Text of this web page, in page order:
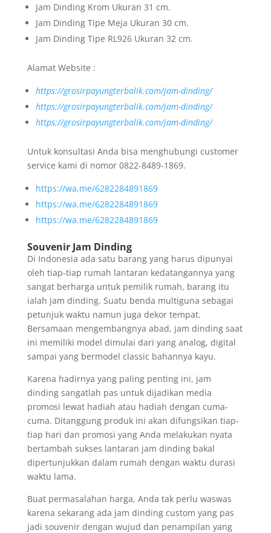
Jam Dinding Krom Ukuran 31 cm.
Jam Dinding Tipe Meja Ukuran 30 cm.
Jam Dinding Tipe RL926 Ukuran 32 cm.
Alamat Website :
https://grosirpayungterbalik.com/jam-dinding/
https://grosirpayungterbalik.com/jam-dinding/
https://grosirpayungterbalik.com/jam-dinding/
Untuk konsultasi Anda bisa menghubungi customer
service kami di nomor 0822-8489-1869.
https://wa.me/6282284891869
https://wa.me/6282284891869
https://wa.me/6282284891869
Souvenir Jam Dinding
Di Indonesia ada satu barang yang harus dipunyai
oleh tiap-tiap rumah lantaran kedatangannya yang
sangat berharga untuk pemilik rumah, barang itu
ialah jam dinding. Suatu benda multiguna sebagai
petunjuk waktu namun juga dekor tempat.
Bersamaan mengembangnya abad, jam dinding saat
ini memiliki model dimulai dari yang analog, digital
sampai yang bermodel classic bahannya kayu.
Karena hadirnya yang paling penting ini, jam
dinding sangatlah pas untuk dijadikan media
promosi lewat hadiah atau hadiah dengan cuma-
cuma. Ditanggung produk ini akan difungsikan tiap-
tiap hari dan promosi yang Anda melakukan nyata
bertambah sukses lantaran jam dinding bakal
dipertunjukkan dalam rumah dengan waktu durasi
waktu lama.
Buat permasalahan harga, Anda tak perlu waswas
karena sekarang ada jam dinding custom yang pas
jadi souvenir dengan wujud dan penampilan yang